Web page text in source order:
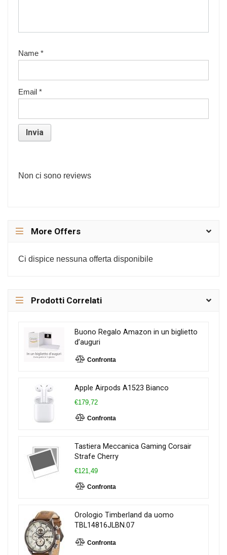
Name *
Email *
Non ci sono reviews
More Offers
Ci dispice nessuna offerta disponibile
Prodotti Correlati
Buono Regalo Amazon in un biglietto
d’auguri
Confronta
Apple Airpods A1523 Bianco
€179,72
Confronta
Tastiera Meccanica Gaming Corsair
Strafe Cherry
€121,49
Confronta
Orologio Timberland da uomo
TBL14816JLBN.07
Confronta